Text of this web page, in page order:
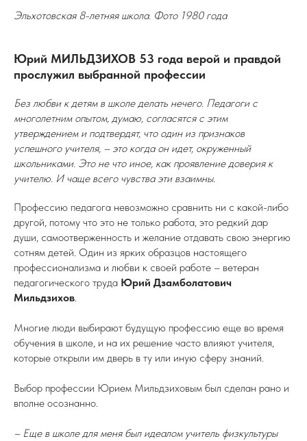
Эльхотовская 8-летняя школа. Фото 1980 года
Юрий МИЛЬДЗИХОВ 53 года верой и правдой
прослужил выбранной профессии
Без любви к детям в школе делать нечего. Педагоги с
многолетним опытом, думаю, согласятся с этим
утверждением и подтвердят, что один из признаков
успешного учителя, – это когда он идет, окруженный
школьниками. Это не что иное, как проявление доверия к
учителю. И чаще всего чувства эти взаимны.
Профессию педагога невозможно сравнить ни с какой-либо
другой, потому что это не только работа, это редкий дар
души, самоотверженность и желание отдавать свою энергию
сотням детей. Один из ярких образцов настоящего
профессионализма и любви к своей работе – ветеран
педагогического труда Юрий Дзамболатович
Мильдзихов.
Многие люди выбирают будущую профессию еще во время
обучения в школе, и на их решение часто влияют учителя,
которые открыли им дверь в ту или иную сферу знаний.
Выбор профессии Юрием Мильдзиховым был сделан рано и
вполне осознанно.
– Еще в школе для меня был идеалом учитель физкультуры